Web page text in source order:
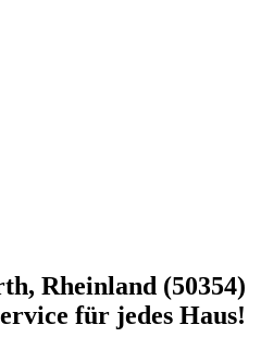
Rheinland (50354)
für jedes Haus!